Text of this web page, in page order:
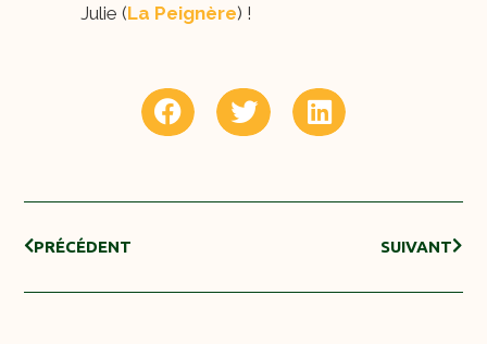
Julie (La Peignère) !
PRÉCÉDENT SUIVANT